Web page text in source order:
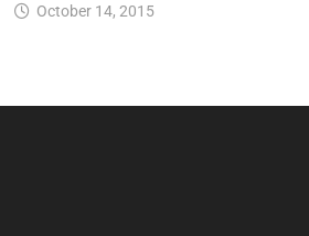
October 14, 2015